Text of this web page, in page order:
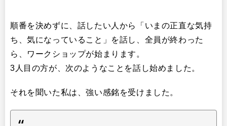
順番を決めずに、話したい人から「いまの正直な気持
ち、気になっていること」を話し、全員が終わった
ら、ワークショップが始まります。
3人目の方が、次のようなことを話し始めました。
それを聞いた私は、強い感銘を受けました。